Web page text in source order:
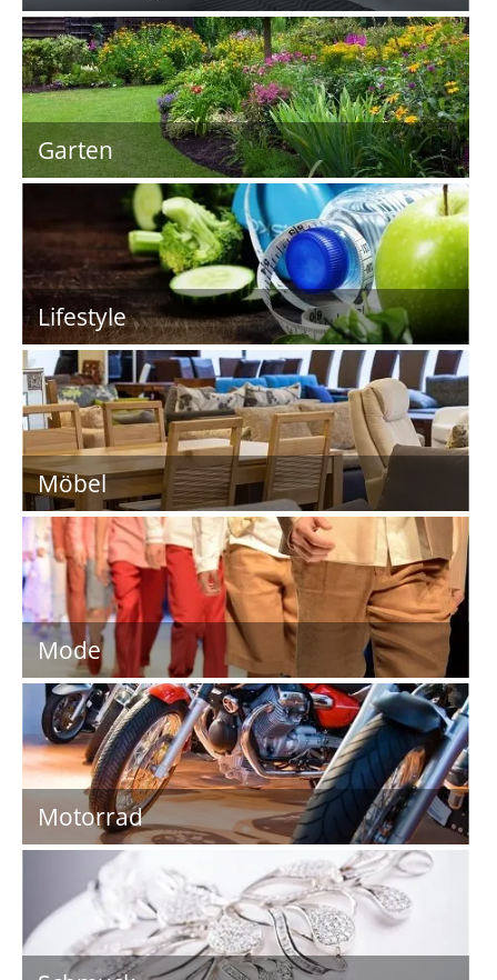
Garten
Lifestyle
Möbel
Mode
Motorrad